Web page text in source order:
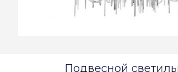
Подвесной